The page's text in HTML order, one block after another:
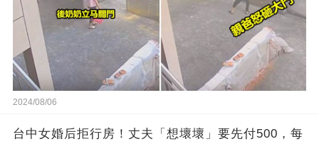
2024/08/06
台中女婚后拒行房！丈夫「想壞壞」要先付500，每